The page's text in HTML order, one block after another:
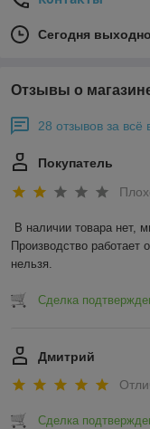
Сегодня
Отзывы о
28 отзывов за всё
Покупатель
В наличии товара нет,
Производство работает
нельзя.
Сделка
Дмитрий
Сделка